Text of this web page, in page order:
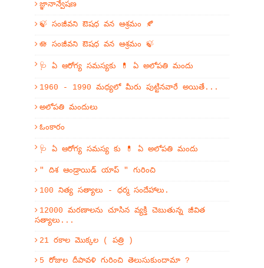
జ్ఞానాన్వేషణ
🍃 సంజీవని ఔషధ వన ఆశ్రమం 🍂
🪷 సంజీవని ఔషధ వన ఆశ్రమం 🍃
🩺 ఏ ఆరోగ్య సమస్యకు 💊 ఏ అలోపతి మందు
1960 - 1990 మధ్యలో మీరు పుట్టినవారే అయితే...
అలోపతి మందులు
ఓంకారం
🩺 ఏ ఆరోగ్య సమస్య కు 💊 ఏ అలోపతి మందు
" దిశ ఆండ్రాయిడ్ యాప్ " గురించి
100 నిత్య సత్యాలు - ధర్మ సందేహాలు.
12000 మరణాలను చూసిన వ్యక్తి చెబుతున్న జీవిత
సత్యాలు...
21 రకాల మొక్కల ( పత్రి )
5 రోజుల దీపావళి గురించి తెలుసుకుందామా ?